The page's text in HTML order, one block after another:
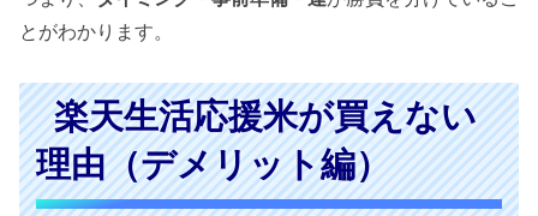
とがわかります。
楽天生活応援米が買えない
理由（デメリット編）